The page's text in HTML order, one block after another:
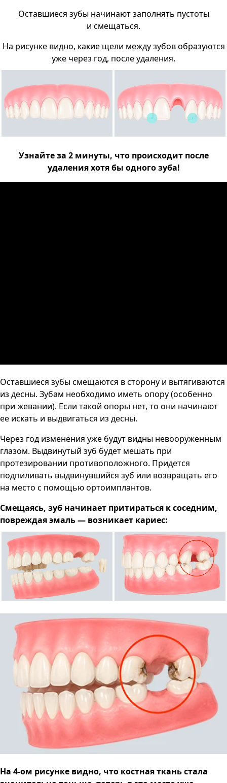
Оставшиеся зубы начинают заполнять пустоты
и смещаться.
На рисунке видно, какие щели между зубов образуются
уже через год, после удаления.
Узнайте за 2 минуты, что происходит после
удаления хотя бы одного зуба!
Оставшиеся зубы смещаются в сторону и вытягиваются
из десны. Зубам необходимо иметь опору (особенно
при жевании). Если такой опоры нет, то они начинают
ее искать и выдвигаться из десны.
Через год изменения уже будут видны невооруженным
глазом. Выдвинутый зуб будет мешать при
протезировании противоположного. Придется
подпиливать выдвинувшийся зуб или возвращать его
на место с помощью ортоимплантов.
Смещаясь, зуб начинает притираться к соседним,
повреждая эмаль — возникает кариес:
На 4-ом рисунке видно, что костная ткань стала